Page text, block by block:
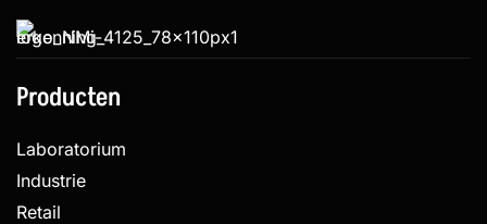
Producten
Laboratorium
Industrie
Retail